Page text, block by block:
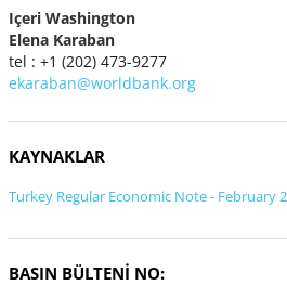
Içeri Washington
Elena Karaban
tel : +1 (202) 473-9277
ekaraban@worldbank.org
KAYNAKLAR
Turkey Regular Economic Note - February
BASIN BÜLTENİ NO: